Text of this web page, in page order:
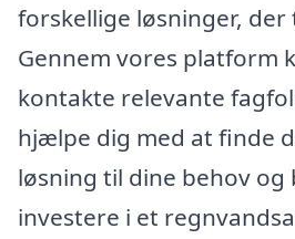
forskellige løsninger, der
Gennem vores platform
kontakte relevante
hjælpe dig med at finde
løsning til dine behov og
investere i et